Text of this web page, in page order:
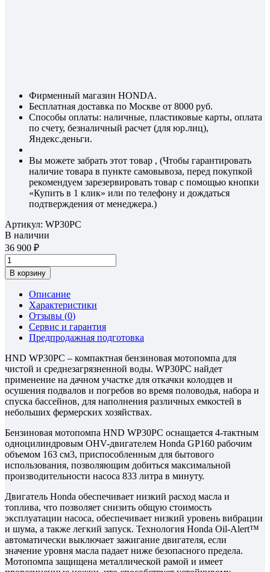
Фирменный магазин HONDA.
Бесплатная доставка по Москве от 8000 руб.
Способы оплаты: наличные, пластиковые карты, оплата
по счету, безналичный расчет (для юр.лиц),
Яндекс.деньги.
Вы можете забрать этот товар , (Чтобы гарантировать
наличие товара в пункте самовывоза, перед покупкой
рекомендуем зарезервировать товар с помощью кнопки
«Купить в 1 клик» или по телефону и дождаться
подтверждения от менеджера.)
Артикул: WP30PC
В наличии
36 900
В корзину
Описание
Характеристики
Отзывы (0)
Сервис и гарантия
Предпродажная подготовка
HND WP30PC – компактная бензиновая мотопомпа для
чистой и среднезагрязненной воды. WP30PC найдет
применение на дачном участке для откачки колодцев и
осушения подвалов и погребов во время половодья, набора и
спуска бассейнов, для наполнения различных емкостей в
небольших фермерских хозяйствах.
Бензиновая мотопомпа HND WP30PC оснащается 4-тактным
одноцилиндровым OHV-двигателем Honda GP160 рабочим
объемом 163 см3, приспособленным для бытового
использования, позволяющим добиться максимальной
производительности насоса 833 литра в минуту.
Двигатель Honda обеспечивает низкий расход масла и
топлива, что позволяет снизить общую стоимость
эксплуатации насоса, обеспечивает низкий уровень вибрации
и шума, а также легкий запуск. Технология Honda Oil-Alert™
автоматически выключает зажигание двигателя, если
значение уровня масла падает ниже безопасного предела.
Мотопомпа защищена металлической рамой и имеет